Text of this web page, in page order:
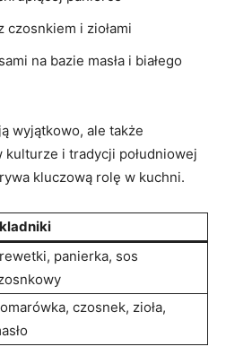
czosnkiem i ziołami
na bazie masła i białego
wyjątkowo, ale​ także
kulturze⁢ i tradycji południowej
kluczową‍ rolę w kuchni.
panierka, sos
czosnek, zioła,